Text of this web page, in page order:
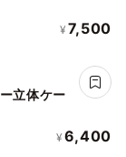
¥ 7,500
立体ケー
¥ 6,400